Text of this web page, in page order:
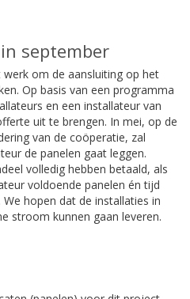
september
om de aansluiting op het
Op basis van een programma
en een installateur van
uit te brengen. In mei, op de
van de coöperatie, zal
de panelen gaat leggen.
volledig hebben betaald, als
voldoende panelen én tijd
hopen dat de installaties in
stroom kunnen gaan leveren.